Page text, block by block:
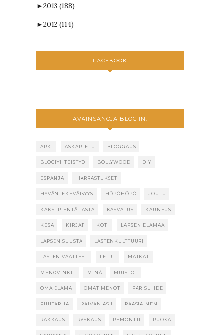
►2013 (188)
►2012 (114)
FACEBOOK
AVAINSANOJA BLOGIIN:
ARKI ASKARTELU BLOGGAUS
BLOGIYHTEISTYÖ BOLLYWOOD DIY
ESPANJA HARRASTUKSET
HYVÄNTEKEVÄISYYS HÖPÖHÖPÖ JOULU
KAKSI PIENTÄ LASTA KASVATUS KAUNEUS
KESÄ KIRJAT KOTI LAPSEN ELÄMÄÄ
LAPSEN SUUSTA LASTENKULTTUURI
LASTEN VAATTEET LELUT MATKAT
MENOVINKIT MINÄ MUISTOT
OMA ELÄMÄ OMAT MENOT PARISUHDE
PUUTARHA PÄIVÄN ASU PÄÄSIÄINEN
RAKKAUS RASKAUS REMONTTI RUOKA